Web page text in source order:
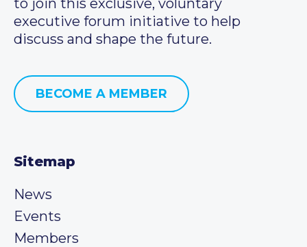
to join this exclusive, voluntary
executive forum initiative to help
discuss and shape the future.
BECOME A MEMBER
Sitemap
News
Events
Members